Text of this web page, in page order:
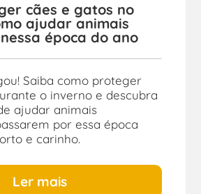
cães e gatos no
ajudar animais
época do ano
Saiba como proteger
o inverno e descubra
ajudar animais
por essa época
e carinho.
Ler mais